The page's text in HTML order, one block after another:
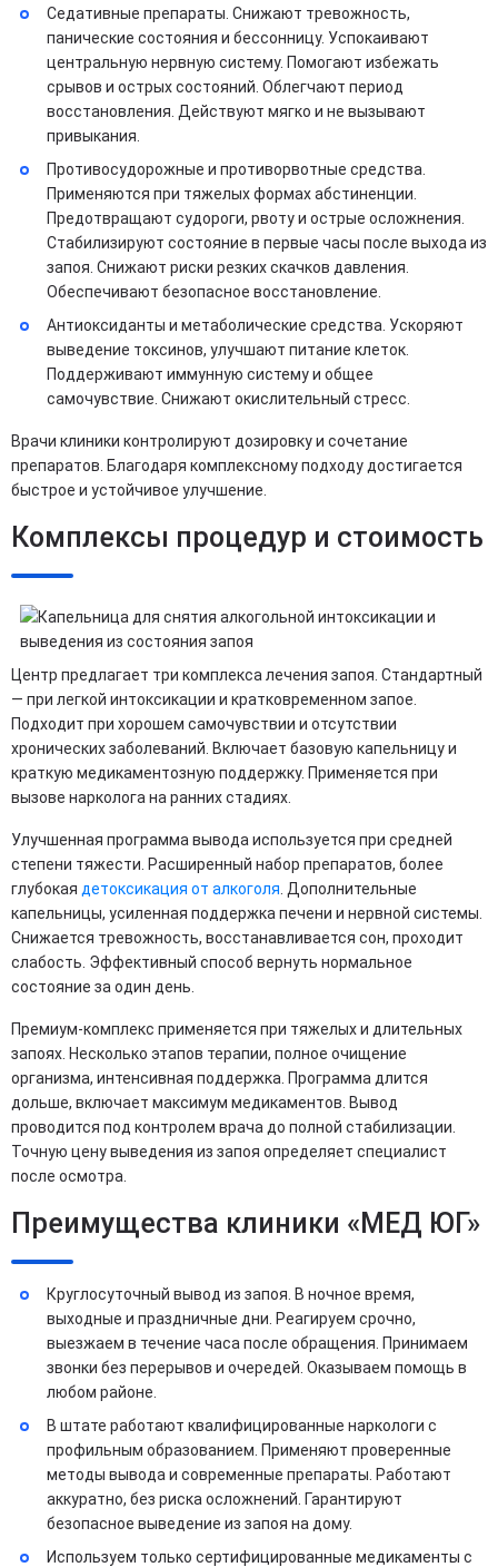
Седативные препараты. Снижают тревожность,
панические состояния и бессонницу. Успокаивают
центральную нервную систему. Помогают избежать
срывов и острых состояний. Облегчают период
восстановления. Действуют мягко и не вызывают
привыкания.
Противосудорожные и противорвотные средства.
Применяются при тяжелых формах абстиненции.
Предотвращают судороги, рвоту и острые осложнения.
Стабилизируют состояние в первые часы после выхода из
запоя. Снижают риски резких скачков давления.
Обеспечивают безопасное восстановление.
Антиоксиданты и метаболические средства. Ускоряют
выведение токсинов, улучшают питание клеток.
Поддерживают иммунную систему и общее
самочувствие. Снижают окислительный стресс.
Врачи клиники контролируют дозировку и сочетание
препаратов. Благодаря комплексному подходу достигается
быстрое и устойчивое улучшение.
Комплексы процедур и стоимость
Центр предлагает три комплекса лечения запоя. Стандартный
— при легкой интоксикации и кратковременном запое.
Подходит при хорошем самочувствии и отсутствии
хронических заболеваний. Включает базовую капельницу и
краткую медикаментозную поддержку. Применяется при
вызове нарколога на ранних стадиях.
Улучшенная программа вывода используется при средней
степени тяжести. Расширенный набор препаратов, более
глубокая детоксикация от алкоголя. Дополнительные
капельницы, усиленная поддержка печени и нервной системы.
Снижается тревожность, восстанавливается сон, проходит
слабость. Эффективный способ вернуть нормальное
состояние за один день.
Премиум-комплекс применяется при тяжелых и длительных
запоях. Несколько этапов терапии, полное очищение
организма, интенсивная поддержка. Программа длится
дольше, включает максимум медикаментов. Вывод
проводится под контролем врача до полной стабилизации.
Точную цену выведения из запоя определяет специалист
после осмотра.
Преимущества клиники «МЕД ЮГ»
Круглосуточный вывод из запоя. В ночное время,
выходные и праздничные дни. Реагируем срочно,
выезжаем в течение часа после обращения. Принимаем
звонки без перерывов и очередей. Оказываем помощь в
любом районе.
В штате работают квалифицированные наркологи с
профильным образованием. Применяют проверенные
методы вывода и современные препараты. Работают
аккуратно, без риска осложнений. Гарантируют
безопасное выведение из запоя на дому.
Используем только сертифицированные медикаменты с